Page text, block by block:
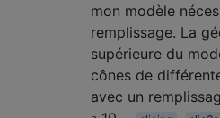
mon modèle
remplissage. La
supérieure du
cônes de
avec un